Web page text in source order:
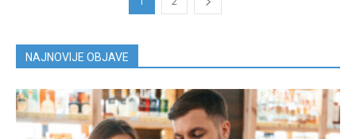
NAJNOVIJE OBJAVE